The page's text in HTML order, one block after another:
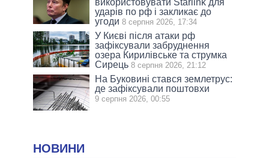
ударів по рф і закликає до
угоди 8 серпня 2026, 17:34
У Києві після атаки рф
зафіксували забруднення
озера Кирилівське та струмка
Сирець 8 серпня 2026, 21:12
На Буковині стався землетрус:
де зафіксували поштовхи
9 серпня 2026, 00:55
НОВИНИ